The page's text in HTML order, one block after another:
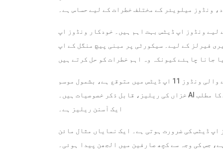
ونڈوز میلویئر کے مختلف خطرات کے لیے حساس ہے۔
ونڈوز اپ ڈیٹس بہت اہم ہیں۔ خودکار ونڈوز اپ
فیرلز کے لیے۔ سیکورٹی پر مبنی پیچ منگل کے اپ
مزید برآں، مستقبل کے اپ ڈیٹس، جیسے کہ ونڈوز کوپائلٹ آنے والی ونڈوز 11 اپ ڈیٹس میں متوقع ہے، بشمول موسم
خزاں کی ریلیز، قابل ذکر خصوصیات ہیں۔ AI ٹول ونڈوز انسائیڈر پروگرام میں پہلے سے ہی دستیاب ہے، جس کا مطلب
ایک آسنن ریلیز ہے۔
ڈیٹس کی ضرورت ہوتی ہے۔ ایک نمایاں مثال مائن
جس کی وجہ سے کچھ صارفین میں الجھن پیدا ہوئی۔